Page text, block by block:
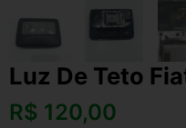
Luz De Teto
R$ 120,00